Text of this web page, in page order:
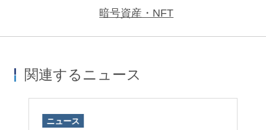
暗号資産・NFT
関連するニュース
ニュース